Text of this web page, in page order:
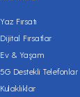
Yaz Fırsatı
Dijital Fırsatlar
Ev & Yaşam
5G Destekli Telefonlar
Kulaklıklar